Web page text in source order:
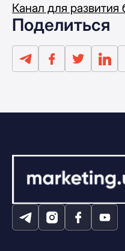
Канал для развития
Поделиться